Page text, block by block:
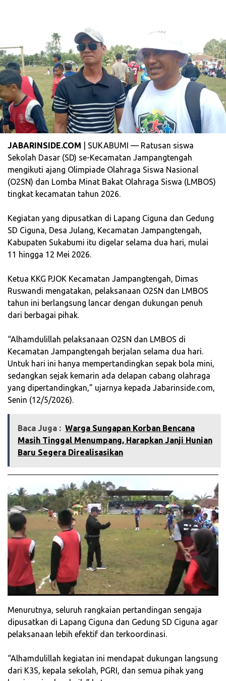
JABARINSIDE.COM | SUKABUMI — Ratusan siswa
Sekolah Dasar (SD) se-Kecamatan Jampangtengah
mengikuti ajang Olimpiade Olahraga Siswa Nasional
(O2SN) dan Lomba Minat Bakat Olahraga Siswa (LMBOS)
tingkat kecamatan tahun 2026.
‎Kegiatan yang dipusatkan di Lapang Ciguna dan Gedung
SD Ciguna, Desa Julang, Kecamatan Jampangtengah,
Kabupaten Sukabumi itu digelar selama dua hari, mulai
11 hingga 12 Mei 2026.
‎Ketua KKG PJOK Kecamatan Jampangtengah, Dimas
Ruswandi mengatakan, pelaksanaan O2SN dan LMBOS
tahun ini berlangsung lancar dengan dukungan penuh
dari berbagai pihak.
‎“Alhamdulillah pelaksanaan O2SN dan LMBOS di
Kecamatan Jampangtengah berjalan selama dua hari.
Untuk hari ini hanya mempertandingkan sepak bola mini,
sedangkan sejak kemarin ada delapan cabang olahraga
yang dipertandingkan,” ujarnya kepada Jabarinside.com,
Senin (12/5/2026).
Baca Juga : ‎Warga Sungapan Korban Bencana
Masih Tinggal Menumpang, Harapkan Janji Hunian
Baru Segera Direalisasikan
‎Menurutnya, seluruh rangkaian pertandingan sengaja
dipusatkan di Lapang Ciguna dan Gedung SD Ciguna agar
pelaksanaan lebih efektif dan terkoordinasi.
‎“Alhamdulillah kegiatan ini mendapat dukungan langsung
dari K3S, kepala sekolah, PGRI, dan semua pihak yang